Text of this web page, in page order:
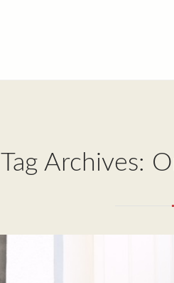
Tag Archives: